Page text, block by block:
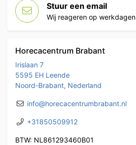
Stuur een email
Wij reageren op
Horecacentrum Brabant
Irislaan 7
5595 EH Leende
Noord-Brabant, Nederland
info@horecacentrumbrabant.nl
+31850509912
BTW: NL861293460B01